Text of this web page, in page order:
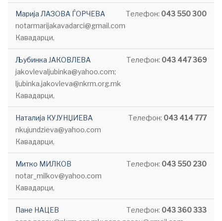
Телефон: 043 550 300
Марија ЛАЗОВА ЃОРЧЕВА
notarmarijakavadarci@gmail.com
Кавадарци,
Телефон: 043 447 369
Љубинка ЈАКОВЛЕВА
jakovlevaljubinka@yahoo.com;
ljubinka.jakovleva@nkrm.org.mk
Кавадарци,
Телефон: 043 414 777
Наталија КУЈУНЏИЕВА
nkujundzieva@yahoo.com
Кавадарци,
Телефон: 043 550 230
Митко МИЛКОВ
notar_milkov@yahoo.com
Кавадарци,
Телефон: 043 360 333
Пане НАЦЕВ